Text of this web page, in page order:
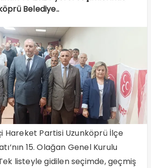
Belediye..
Hareket Partisi Uzunköprü İlçe
15. Olağan Genel Kurulu
listeyle gidilen seçimde, geçmiş